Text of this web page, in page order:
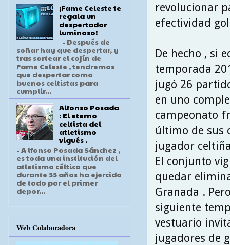
revolucionar
efectividad
De hecho , si
temporada
jugó 26
en uno
campeonato
último de sus
jugador
El conjunto
quedar
Granada .
siguiente
vestuario
jugadores de
¡Fame Celeste te
regala un
despertador
luminoso!
- Después de
soñar hay que despertar, y
tras sortear el cojín de
Fame Celeste , tendremos
que despertar como
buenos celtistas para
cumplir...
Alfonso Posada
: El eterno
celtista del
atletismo
vigués .
- A lfonso Posada Sánchez ,
es toda una institución del
atletismo céltico que
durante 55 años ha ejercido
de todo por el primer
depor...
Web Colaboradora